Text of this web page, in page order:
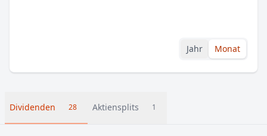
Jahr Monat
Dividenden 28 Aktiensplits 1